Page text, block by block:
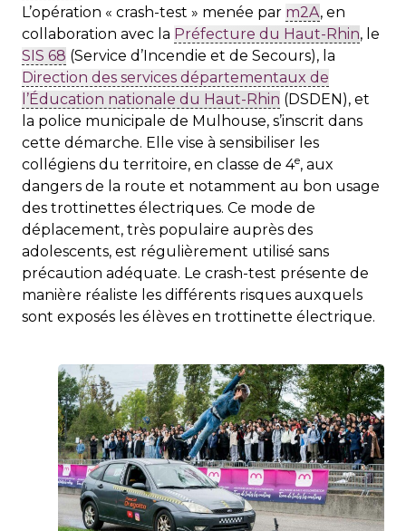
L’opération « crash-test » menée par m2A, en
collaboration avec la Préfecture du Haut-Rhin, le
SIS 68 (Service d’Incendie et de Secours), la
Direction des services départementaux de
l’Éducation nationale du Haut-Rhin (DSDEN), et
la police municipale de Mulhouse, s’inscrit dans
cette démarche. Elle vise à sensibiliser les
collégiens du territoire, en classe de 4e, aux
dangers de la route et notamment au bon usage
des trottinettes électriques. Ce mode de
déplacement, très populaire auprès des
adolescents, est régulièrement utilisé sans
précaution adéquate. Le crash-test présente de
manière réaliste les différents risques auxquels
sont exposés les élèves en trottinette électrique.